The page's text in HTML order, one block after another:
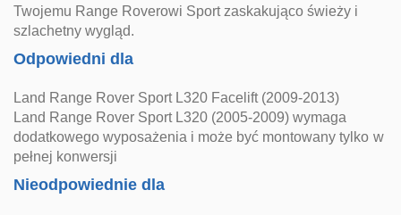
Twojemu Range Roverowi Sport zaskakująco świeży i
szlachetny wygląd.
Odpowiedni dla
Land Range Rover Sport L320 Facelift (2009-2013)
Land Range Rover Sport L320 (2005-2009) wymaga
dodatkowego wyposażenia i może być montowany tylko w
pełnej konwersji
Nieodpowiednie dla